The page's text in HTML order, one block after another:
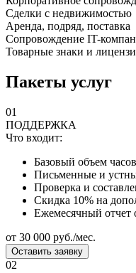
Сделки с недвижимостью
Аренда, подряд, поставка
Сопровождение IT-
Товарные знаки и
Пакеты услуг
01
ПОДДЕРЖКА
Что входит:
Базовый объем
Письменные и
Проверка и
Скидка 10% на
Ежемесячный отчет
от 30 000 руб./мес.
Оставить заявку
02